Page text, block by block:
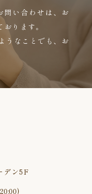
い合わせは、お
ります。
うなことでも、お
デン5F